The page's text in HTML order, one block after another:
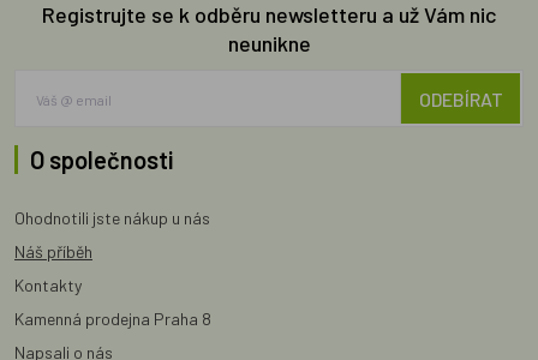
Registrujte se k odběru newsletteru a už Vám nic
neunikne
ODEBÍRAT
O společnosti
Ohodnotili jste nákup u nás
Náš příběh
Kontakty
Kamenná prodejna Praha 8
Napsali o nás